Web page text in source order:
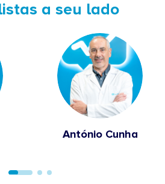
a seu lado
António Cunha